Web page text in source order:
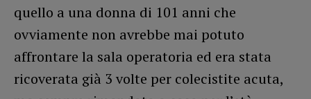
quello a una donna di 101 anni che
ovviamente non avrebbe mai potuto
affrontare la sala operatoria ed era stata
ricoverata già 3 volte per colecistite acuta,